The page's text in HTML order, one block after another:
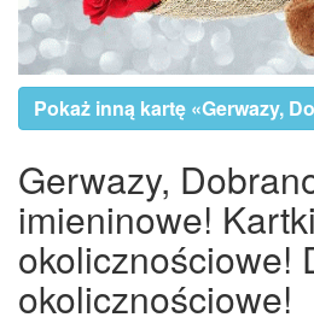
Pokaż inną kartę «Gerwazy,
Gerwazy,
imieninowe! Kartki
okolicznościowe!
okolicznościowe!